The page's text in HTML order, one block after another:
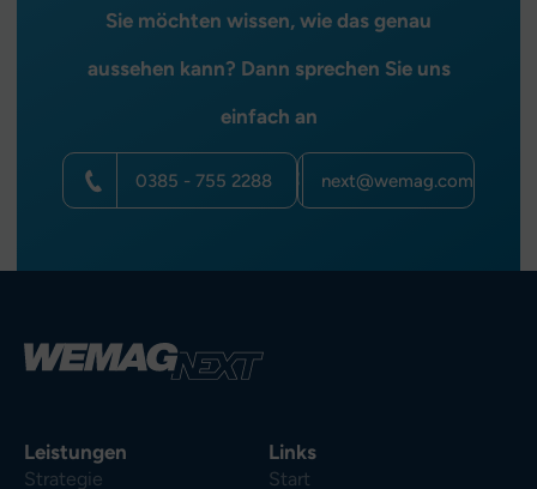
Sie möchten wissen, wie das genau
aussehen kann? Dann sprechen Sie uns
einfach an
0385 - 755 2288 next@wemag.com
Leistungen
Strategie
Links
Start